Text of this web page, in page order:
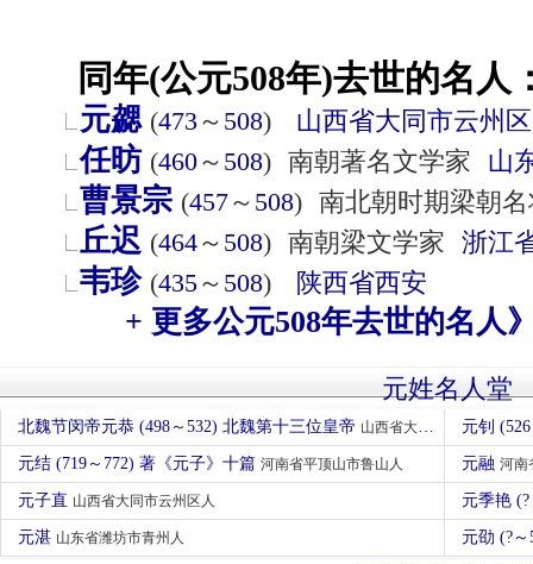
同年(公元508年)去世的名人
元勰 (473 ～ 508) 山西省大同市云州区
任昉 (460～ 508) 南朝著名文学家 山
曹景宗 (457～ 508) 南北朝时期梁朝
丘迟 (464～ 508) 南朝梁文学家 浙江
韦珍 (435～ 508) 陕西省西安
+ 更多公元508年去世的名人
元姓名人堂
北魏节闵帝元恭 (498～532) 北魏第十三位皇帝 山西省大同市平城区人 元钊
元结 (719～772) 著《元子》十篇 河南省平顶山市鲁山人 元融 河南
元子直 山西省大同市云州区人 元季艳
元湛 山东省潍坊市青州人 元劭 (?